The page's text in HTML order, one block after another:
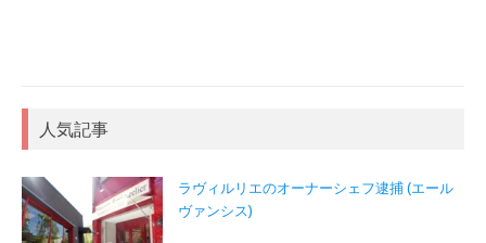
人気記事
ラヴィルリエのオーナーシェフ逮捕 (エール
ヴァンシス)